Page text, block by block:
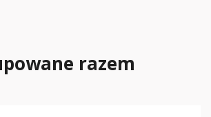
razem